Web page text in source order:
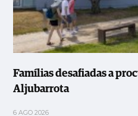
Famílias desafiadas a
Aljubarrota
6 AGO 2026